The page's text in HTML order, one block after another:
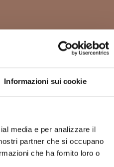
Informazioni sui cookie
media e per analizzare il
partner che si occupano
che ha fornito loro o